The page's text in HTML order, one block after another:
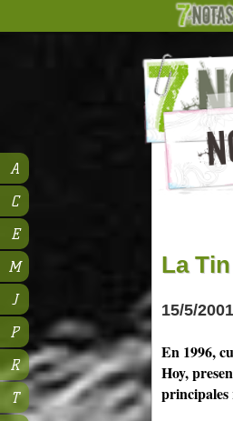
La
15/5/2001
En 1996,
Hoy,
principales
A
C
E
M
J
P
R
T